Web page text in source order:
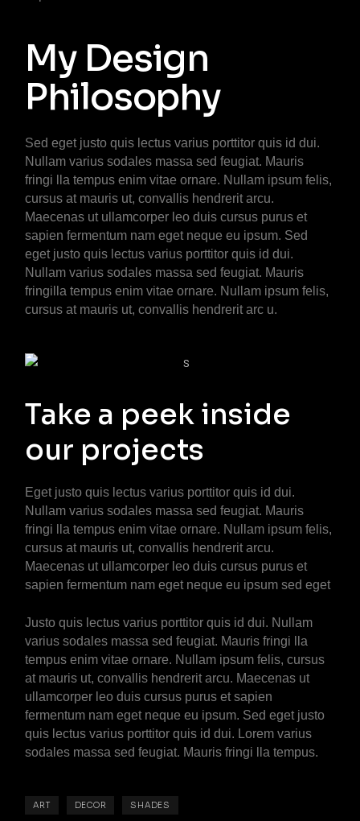
My Design
Philosophy
Sed eget justo quis lectus varius porttitor quis id dui.
Nullam varius sodales massa sed feugiat. Mauris
fringi lla tempus enim vitae ornare. Nullam ipsum felis,
cursus at mauris ut, convallis hendrerit arcu.
Maecenas ut ullamcorper leo duis cursus purus et
sapien fermentum nam eget neque eu ipsum. Sed
eget justo quis lectus varius porttitor quis id dui.
Nullam varius sodales massa sed feugiat. Mauris
fringilla tempus enim vitae ornare. Nullam ipsum felis,
cursus at mauris ut, convallis hendrerit arc u.
Take a peek inside
our projects
Eget justo quis lectus varius porttitor quis id dui.
Nullam varius sodales massa sed feugiat. Mauris
fringi lla tempus enim vitae ornare. Nullam ipsum felis,
cursus at mauris ut, convallis hendrerit arcu.
Maecenas ut ullamcorper leo duis cursus purus et
sapien fermentum nam eget neque eu ipsum sed eget
Justo quis lectus varius porttitor quis id dui. Nullam
varius sodales massa sed feugiat. Mauris fringi lla
tempus enim vitae ornare. Nullam ipsum felis, cursus
at mauris ut, convallis hendrerit arcu. Maecenas ut
ullamcorper leo duis cursus purus et sapien
fermentum nam eget neque eu ipsum. Sed eget justo
quis lectus varius porttitor quis id dui. Lorem varius
sodales massa sed feugiat. Mauris fringi lla tempus.
ART DECOR SHADES